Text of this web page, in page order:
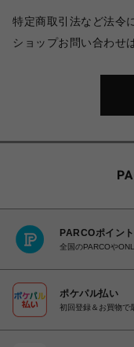
特定商取引法など法令
ショップお問い合わせ
PARCOポイント
全国のPARCOや
ポケパル払い
初回登録＆お買物で